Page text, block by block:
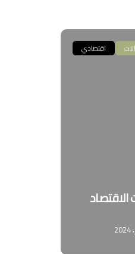
اقتصادي
الاقتصاد